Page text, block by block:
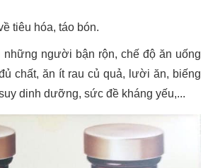
tiêu hóa, táo bón.
người bận rộn, chế độ ăn uống
chất, ăn ít rau củ quả, lười ăn, biếng
dinh dưỡng, sức đề kháng yếu,...